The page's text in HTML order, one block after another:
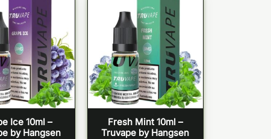
Ice 10ml –
by Hangsen
Fresh Mint 10ml –
Truvape by Hangsen